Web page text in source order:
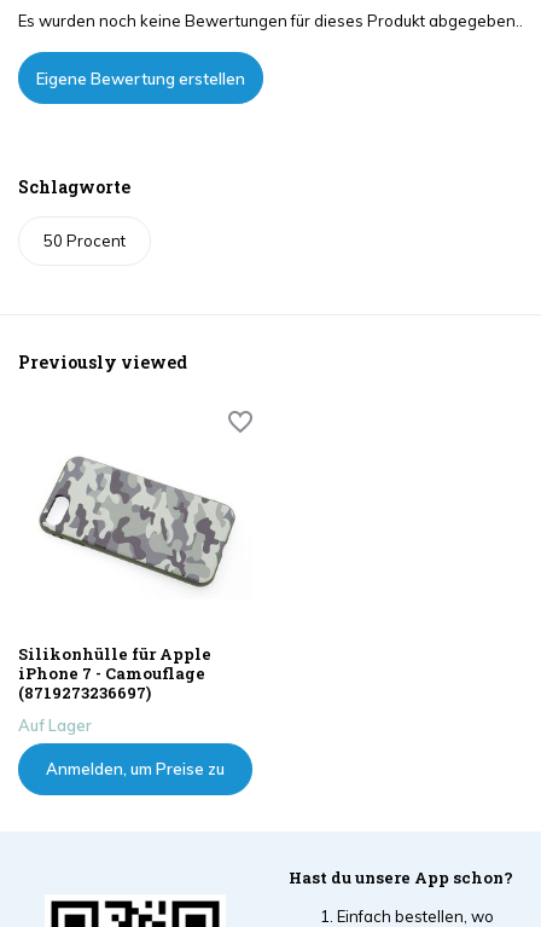
Es wurden noch keine Bewertungen für dieses Produkt abgegeben..
Eigene Bewertung erstellen
Schlagworte
50 Procent
Previously viewed
Silikonhülle für Apple
iPhone 7 - Camouflage
(8719273236697)
Auf Lager
Anmelden, um Preise zu
Hast du unsere App schon?
Einfach bestellen, wo